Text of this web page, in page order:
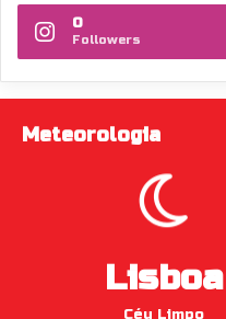
0
Followers
Meteorologia
Lisboa
Céu Limpo